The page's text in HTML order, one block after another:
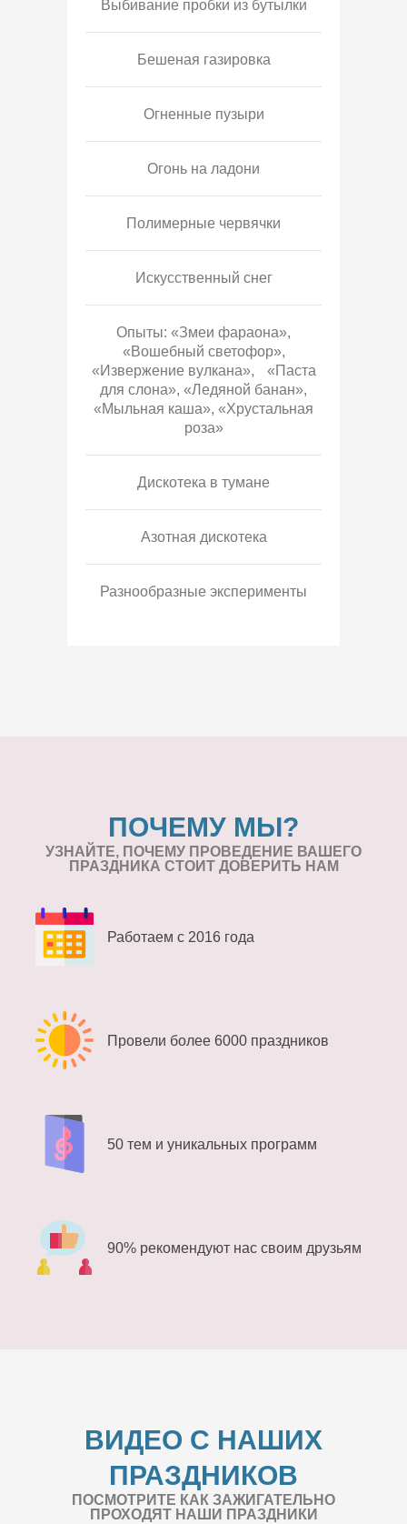
Выбивание пробки из бутылки
Бешеная газировка
Огненные пузыри
Огонь на ладони
Полимерные червячки
Искусственный снег
Опыты: «Змеи фараона»,
«Вошебный светофор»,
«Извержение вулкана», «Паста
для слона», «Ледяной банан»,
«Мыльная каша», «Хрустальная
роза»
Дискотека в тумане
Азотная дискотека
Разнообразные эксперименты
ПОЧЕМУ МЫ?
УЗНАЙТЕ, ПОЧЕМУ ПРОВЕДЕНИЕ ВАШЕГО
ПРАЗДНИКА СТОИТ ДОВЕРИТЬ НАМ
Работаем с 2016 года
Провели более 6000 праздников
50 тем и уникальных программ
90% рекомендуют нас своим друзьям
ВИДЕО С НАШИХ
ПРАЗДНИКОВ
ПОСМОТРИТЕ КАК ЗАЖИГАТЕЛЬНО
ПРОХОДЯТ НАШИ ПРАЗДНИКИ